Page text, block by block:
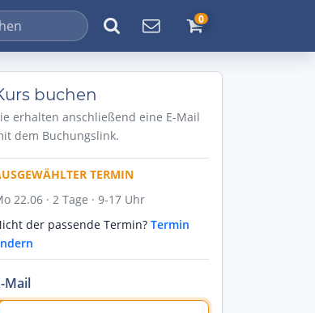
0
buchen
erhalten anschließend eine E-Mail
dem Buchungslink.
TERMIN
22.06 · 2 Tage · 9-17 Uhr
der passende Termin? Termin
Mail